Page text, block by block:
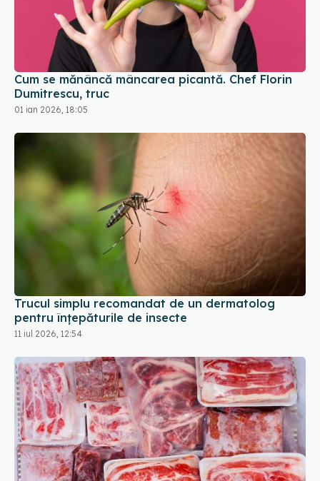
Cum se mănâncă mâncarea picantă. Chef Florin
Dumitrescu, truc
01 ian 2026, 18:05
Trucul simplu recomandat de un dermatolog
pentru înțepăturile de insecte
11 iul 2026, 12:54